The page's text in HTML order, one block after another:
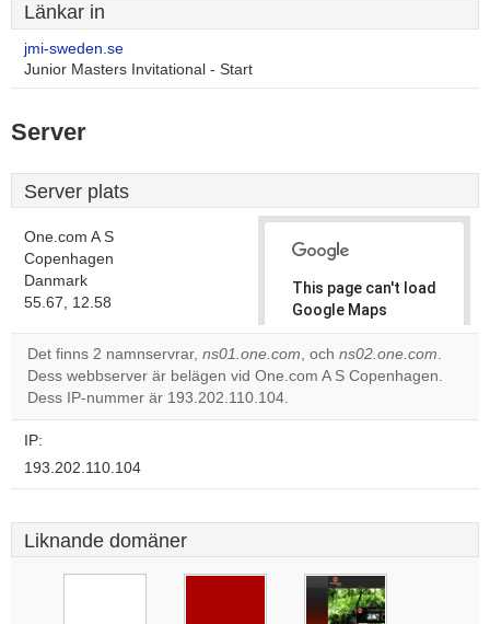
Länkar in
jmi-sweden.se
Junior Masters Invitational - Start
Server
Server plats
One.com A S
Copenhagen
Danmark
55.67, 12.58
This page can't load
Google Maps
correctly.
Do you
Det finns 2 namnservrar, ns01.one.com, och ns02.one.com.
Dess webbserver är belägen vid One.com A S Copenhagen.
Dess IP-nummer är 193.202.110.104.
IP:
193.202.110.104
Liknande domäner